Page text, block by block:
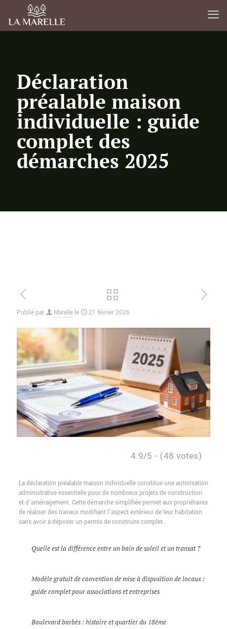
Déclaration
préalable maison
individuelle : guide
complet des
démarches 2025
Publié par Marelle le 21 février 2026
4.9/5 - (48 votes)
La déclaration préalable maison individuelle constitue une autorisation
administrative essentielle pour de nombreux projets de construction
et d’aménagement. Cette démarche simplifiée permet aux propriétaires
de réaliser des travaux modifiant l’aspect extérieur de leur habitation
sans avoir à déposer un permis de construire complet.
Quelle est la différence entre un bain de soleil et un transat ?
Modèle gratuit de convention de mise à disposition de locaux :
guide complet pour associations et entreprises
Boulevard barbès : histoire et quartier du 18ème